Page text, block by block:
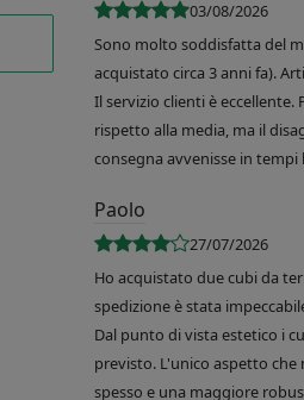
03/08/2026
Sono molto soddisfatta del
acquistato circa 3 anni fa).
Il servizio clienti è
rispetto alla media, ma il
consegna avvenisse in tempi
Paolo
27/07/2026
Ho acquistato due cubi da
spedizione è stata
Dal punto di vista estetico i
previsto. L'unico aspetto
spesso e una maggiore